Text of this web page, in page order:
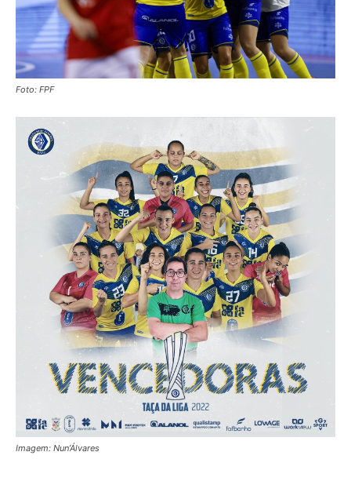
Foto: FPF
Imagem: Nun’Álvares